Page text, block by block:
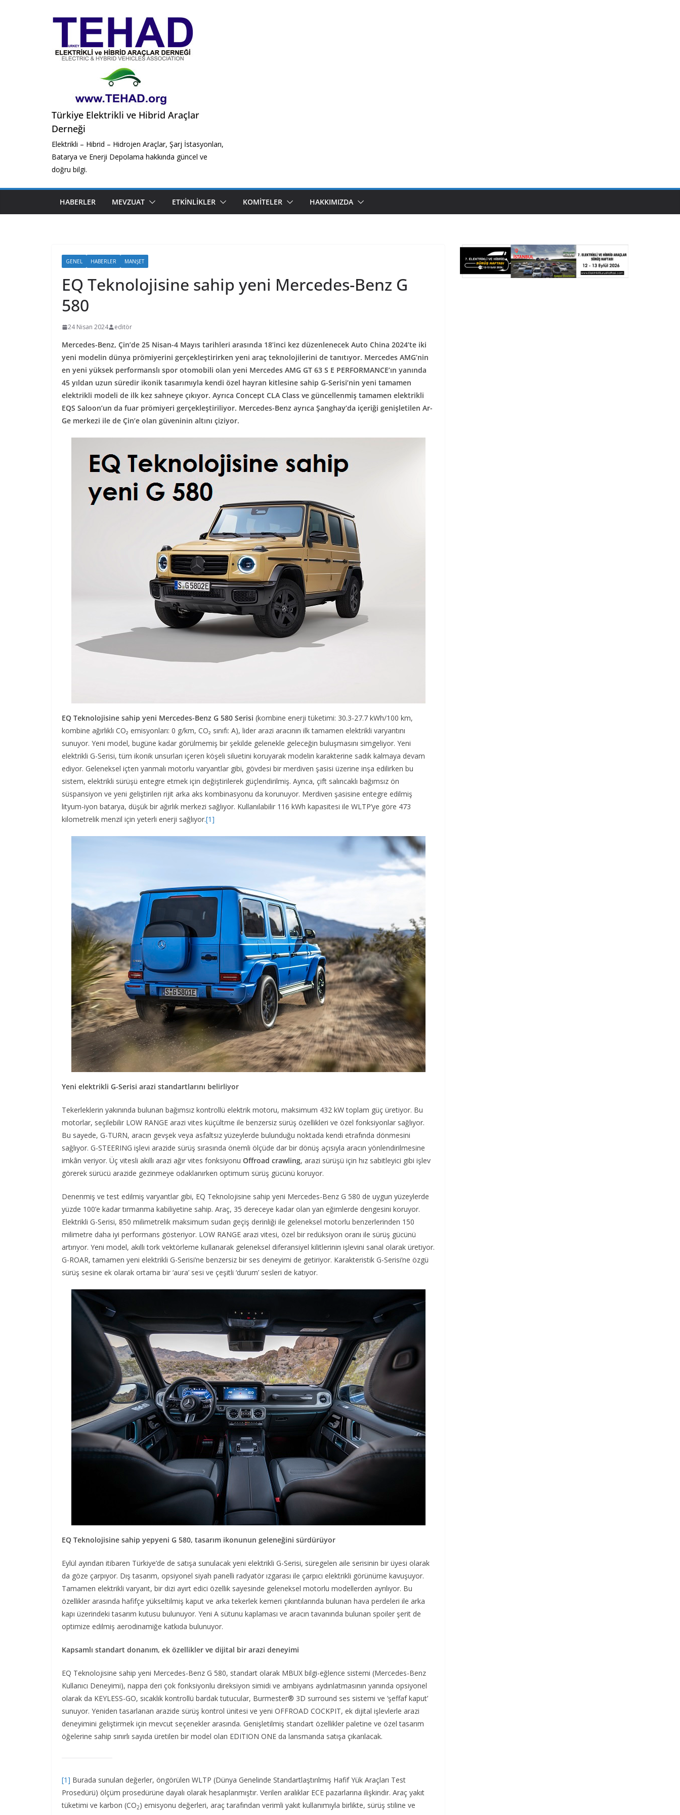
Türkiye Elektrikli ve Hibrid Araçlar
Derneği
Elektrikli – Hibrid – Hidrojen Araçlar, Şarj İstasyonları,
Batarya ve Enerji Depolama hakkında güncel ve
doğru bilgi.
HABERLER MEVZUAT ETKINLIKLER KOMITELER HAKKIMIZDA
GENEL HABERLER MANŞET
EQ Teknolojisine sahip yeni Mercedes-Benz G
580
24 Nisan 2024 editör
Mercedes-Benz, Çin’de 25 Nisan-4 Mayıs tarihleri arasında 18’inci kez düzenlenecek Auto China 2024’te iki
yeni modelin dünya prömiyerini gerçekleştirirken yeni araç teknolojilerini de tanıtıyor. Mercedes AMG’nin
en yeni yüksek performanslı spor otomobili olan yeni Mercedes AMG GT 63 S E PERFORMANCE’ın yanında
45 yıldan uzun süredir ikonik tasarımıyla kendi özel hayran kitlesine sahip G-Serisi’nin yeni tamamen
elektrikli modeli de ilk kez sahneye çıkıyor. Ayrıca Concept CLA Class ve güncellenmiş tamamen elektrikli
EQS Saloon’un da fuar prömiyeri gerçekleştiriliyor. Mercedes-Benz ayrıca Şanghay’da içeriği genişletilen Ar-
Ge merkezi ile de Çin’e olan güveninin altını çiziyor.
EQ Teknolojisine sahip yeni Mercedes-Benz G 580 Serisi (kombine enerji tüketimi: 30.3-27.7 kWh/100 km,
kombine ağırlıklı CO₂ emisyonları: 0 g/km, CO₂ sınıfı: A), lider arazi aracının ilk tamamen elektrikli varyantını
sunuyor. Yeni model, bugüne kadar görülmemiş bir şekilde gelenekle geleceğin buluşmasını simgeliyor. Yeni
elektrikli G-Serisi, tüm ikonik unsurları içeren köşeli siluetini koruyarak modelin karakterine sadık kalmaya devam
ediyor. Geleneksel içten yanmalı motorlu varyantlar gibi, gövdesi bir merdiven şasisi üzerine inşa edilirken bu
sistem, elektrikli sürüşü entegre etmek için değiştirilerek güçlendirilmiş. Ayrıca, çift salıncaklı bağımsız ön
süspansiyon ve yeni geliştirilen rijit arka aks kombinasyonu da korunuyor. Merdiven şasisine entegre edilmiş
lityum-iyon batarya, düşük bir ağırlık merkezi sağlıyor. Kullanılabilir 116 kWh kapasitesi ile WLTP’ye göre 473
kilometrelik menzil için yeterli enerji sağlıyor.[1]
Yeni elektrikli G-Serisi arazi standartlarını belirliyor
Tekerleklerin yakınında bulunan bağımsız kontrollü elektrik motoru, maksimum 432 kW toplam güç üretiyor. Bu
motorlar, seçilebilir LOW RANGE arazi vites küçültme ile benzersiz sürüş özellikleri ve özel fonksiyonlar sağlıyor.
Bu sayede, G-TURN, aracın gevşek veya asfaltsız yüzeylerde bulunduğu noktada kendi etrafında dönmesini
sağlıyor. G-STEERING işlevi arazide sürüş sırasında önemli ölçüde dar bir dönüş açısıyla aracın yönlendirilmesine
imkân veriyor. Üç vitesli akıllı arazi ağır vites fonksiyonu Offroad crawling, arazi sürüşü için hız sabitleyici gibi işlev
görerek sürücü arazide gezinmeye odaklanırken optimum sürüş gücünü koruyor.
Denenmiş ve test edilmiş varyantlar gibi, EQ Teknolojisine sahip yeni Mercedes-Benz G 580 de uygun yüzeylerde
yüzde 100’e kadar tırmanma kabiliyetine sahip. Araç, 35 dereceye kadar olan yan eğimlerde dengesini koruyor.
Elektrikli G-Serisi, 850 milimetrelik maksimum sudan geçiş derinliği ile geleneksel motorlu benzerlerinden 150
milimetre daha iyi performans gösteriyor. LOW RANGE arazi vitesi, özel bir redüksiyon oranı ile sürüş gücünü
artırıyor. Yeni model, akıllı tork vektörleme kullanarak geleneksel diferansiyel kilitlerinin işlevini sanal olarak üretiyor.
G-ROAR, tamamen yeni elektrikli G-Serisi’ne benzersiz bir ses deneyimi de getiriyor. Karakteristik G-Serisi’ne özgü
sürüş sesine ek olarak ortama bir ‘aura’ sesi ve çeşitli ‘durum’ sesleri de katıyor.
EQ Teknolojisine sahip yepyeni G 580, tasarım ikonunun geleneğini sürdürüyor
Eylül ayından itibaren Türkiye’de de satışa sunulacak yeni elektrikli G-Serisi, süregelen aile serisinin bir üyesi olarak
da göze çarpıyor. Dış tasarım, opsiyonel siyah panelli radyatör ızgarası ile çarpıcı elektrikli görünüme kavuşuyor.
Tamamen elektrikli varyant, bir dizi ayırt edici özellik sayesinde geleneksel motorlu modellerden ayrılıyor. Bu
özellikler arasında hafifçe yükseltilmiş kaput ve arka tekerlek kemeri çıkıntılarında bulunan hava perdeleri ile arka
kapı üzerindeki tasarım kutusu bulunuyor. Yeni A sütunu kaplaması ve aracın tavanında bulunan spoiler şerit de
optimize edilmiş aerodinamiğe katkıda bulunuyor.
Kapsamlı standart donanım, ek özellikler ve dijital bir arazi deneyimi
EQ Teknolojisine sahip yeni Mercedes-Benz G 580, standart olarak MBUX bilgi-eğlence sistemi (Mercedes-Benz
Kullanıcı Deneyimi), nappa deri çok fonksiyonlu direksiyon simidi ve ambiyans aydınlatmasının yanında opsiyonel
olarak da KEYLESS-GO, sıcaklık kontrollü bardak tutucular, Burmester® 3D surround ses sistemi ve ‘şeffaf kaput’
sunuyor. Yeniden tasarlanan arazide sürüş kontrol ünitesi ve yeni OFFROAD COCKPIT, ek dijital işlevlerle arazi
deneyimini geliştirmek için mevcut seçenekler arasında. Genişletilmiş standart özellikler paletine ve özel tasarım
öğelerine sahip sınırlı sayıda üretilen bir model olan EDITION ONE da lansmanda satışa çıkarılacak.
[1] Burada sunulan değerler, öngörülen WLTP (Dünya Genelinde Standartlaştırılmış Hafif Yük Araçları Test
Prosedürü) ölçüm prosedürüne dayalı olarak hesaplanmıştır. Verilen aralıklar ECE pazarlarına ilişkindir. Araç yakıt
tüketimi ve karbon (CO2) emisyonu değerleri, araç tarafından verimli yakıt kullanımıyla birlikte, sürüş stiline ve